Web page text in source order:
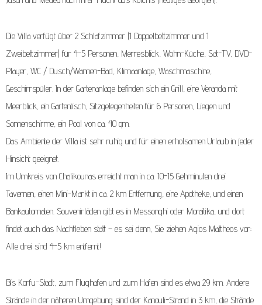
Die Villa verfügt über 2 Schlafzimmer (1 Doppelbettzimmer und 1
Zweibettzimmer) für 4-5 Personen, Merresblick, Wohn-Küche, Sat-TV, DVD-
Player, WC / Dusch/Wannen-Bad, Klimaanlage, Waschmaschine,
Geschirrspüler. In der Gartenanlage befinden sich ein Grill, eine Veranda mit
Meerblick, ein Gartentisch, Sitzgelegenheiten für 6 Personen, Liegen und
Sonnenschirme, ein Pool von ca. 40 qm.
Das Ambiente der Villa ist sehr ruhig und für einen erholsamen Urlaub in jeder
Hinsicht geeignet.
Im Umkreis von Chalikounas erreicht man in ca. 10-15 Gehminuten drei
Tavernen, einen Mini-Markt in ca. 2 km Entfernung, eine Apotheke, und einen
Bankautomaten. Souvenirläden gibt es in Messonghi oder Moraitika, und dort
findet auch das Nachtleben statt – es sei denn, Sie ziehen Agios Mattheos vor:
Alle drei sind 4-5 km entfernt!
Bis Korfu-Stadt, zum Flughafen und zum Hafen sind es etwa 29 km. Andere
Strände in der näheren Umgebung sind der Kanouli-Strand in 3 km, die Strände